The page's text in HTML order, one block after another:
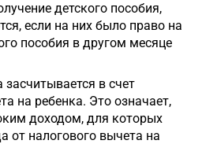
детского пособия,
если на них было право на
пособия в другом месяце
засчитывается в счет
на ребенка. Это означает,
доходом, для которых
от налогового вычета на